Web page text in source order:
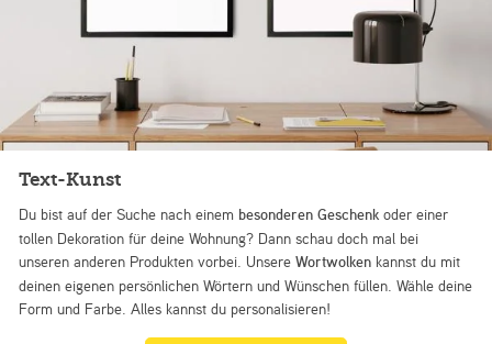
Text-Kunst
Du bist auf der Suche nach einem besonderen Geschenk oder einer
tollen Dekoration für deine Wohnung? Dann schau doch mal bei
unseren anderen Produkten vorbei. UnsereWortwolken kannst du mit
deinen eigenen persönlichen Wörtern und Wünschen füllen. Wähle deine
Form und Farbe. Alles kannst du personalisieren!